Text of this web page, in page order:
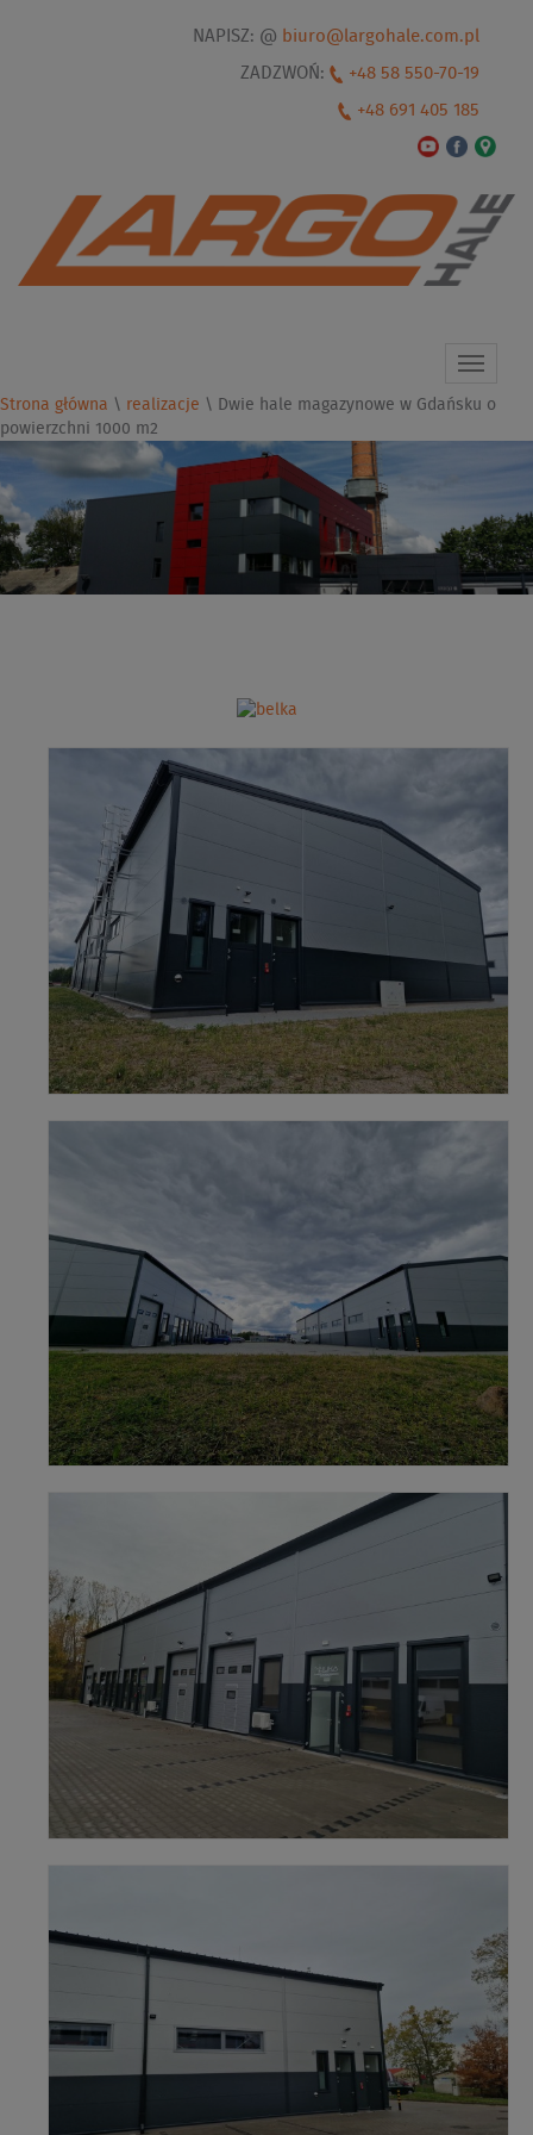
NAPISZ: @ biuro@largohale.com.pl
ZADZWOŃ: +48 58 550-70-19
+48 691 405 185
Toggle
Strona główna \ realizacje \ Dwie hale magazynowe w Gdańsku o
powierzchni 1000 m2